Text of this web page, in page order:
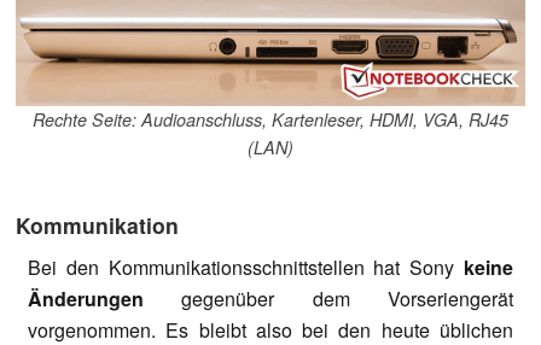
Rechte Seite: Audioanschluss, Kartenleser, HDMI, VGA, RJ45
(LAN)
Kommunikation
Bei den Kommunikationsschnittstellen hat Sony keine
Änderungen gegenüber dem Vorseriengerät
vorgenommen. Es bleibt also bei den heute üblichen